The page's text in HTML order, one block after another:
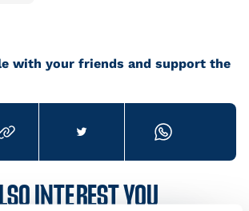
with your friends and support the
INTEREST YOU